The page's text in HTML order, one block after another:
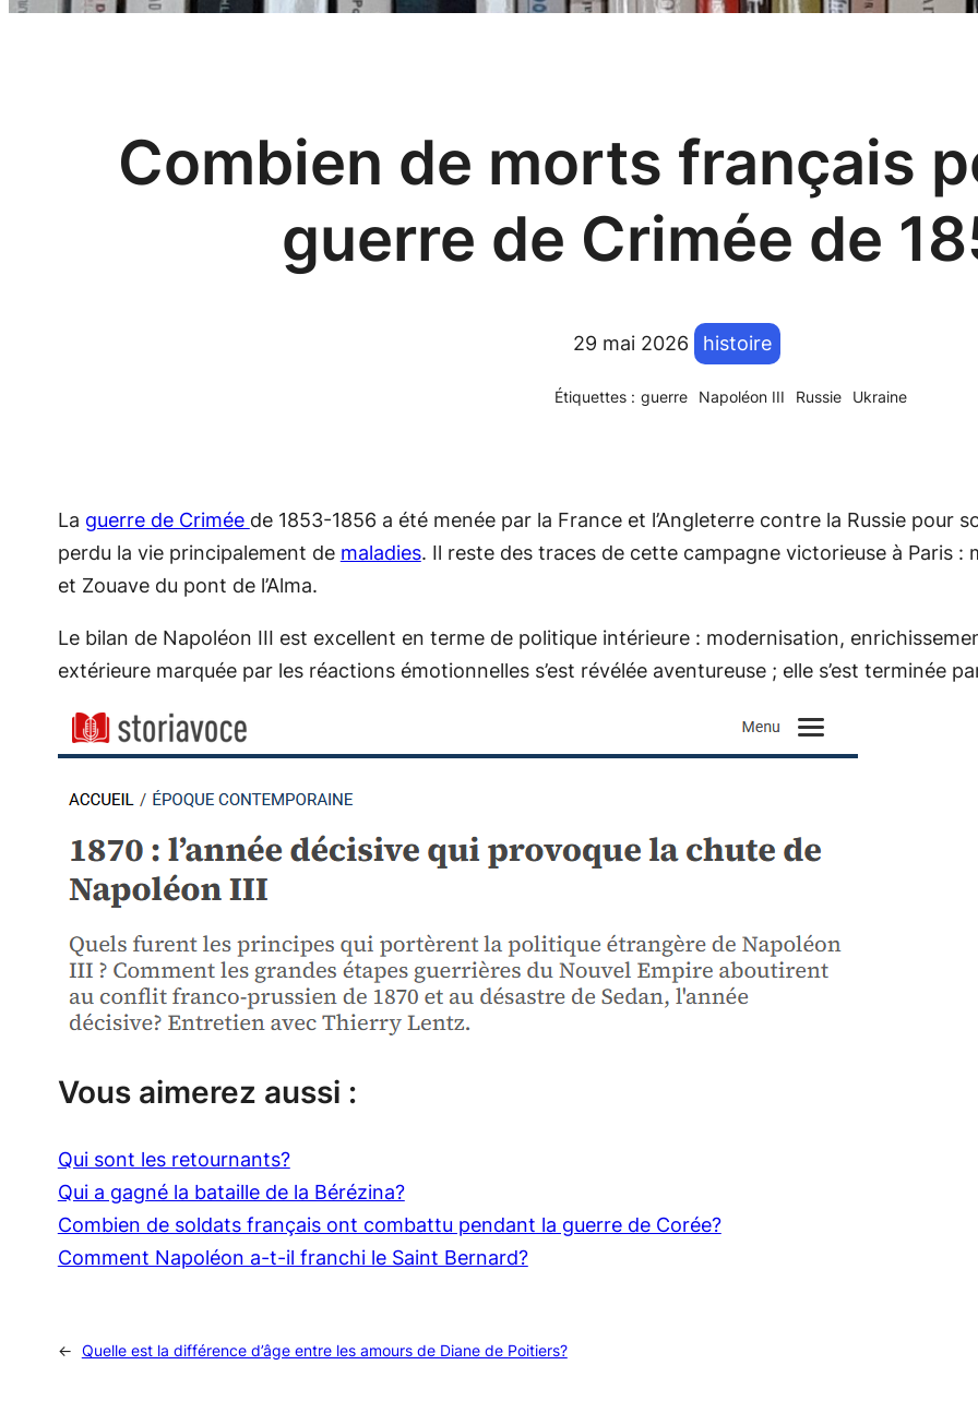
Combien de morts français
guerre de Crimée de
29 mai 2026 histoire
Étiquettes : guerre Napoléon III Russie Ukraine
La guerre de Crimée de 1853-1856 a été menée par la France et l’Angleterre contre la Russie pour
perdu la vie principalement de maladies. Il reste des traces de cette campagne victorieuse à Paris :
et Zouave du pont de l’Alma.
Le bilan de Napoléon III est excellent en terme de politique intérieure : modernisation,
extérieure marquée par les réactions émotionnelles s’est révélée aventureuse ; elle s’est terminée
Vous aimerez aussi :
Qui sont les retournants?
Qui a gagné la bataille de la Bérézina?
Combien de soldats français ont combattu pendant la guerre de Corée?
Comment Napoléon a-t-il franchi le Saint Bernard?
← Quelle est la différence d’âge entre les amours de Diane de Poitiers?